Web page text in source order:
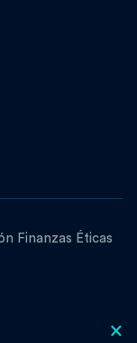
Finanzas Éticas
×